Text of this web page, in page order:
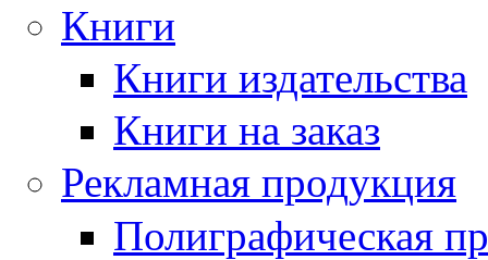
Книги
Книги издательства
Книги на заказ
Рекламная продукция
Полиграфическая